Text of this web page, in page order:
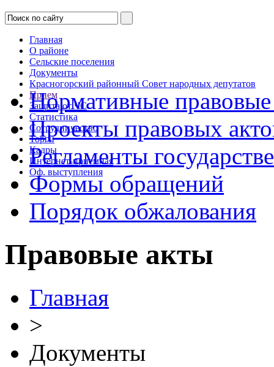
Главная
О районе
Сельские поселения
Документы
Красногорский районный Совет народных депутатов
Прием
Защита от ЧС
Статистика
Сотрудничество
Торги
Кадры
Интернет-приемная
Оф. выступления
Нормативные
Проекты правовых
Регламенты
Формы обращений
Порядок обжалования
Правовые акты
Главная
>
Документы